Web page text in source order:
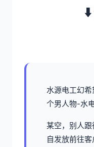
⬇️
水源电工幻希
个男人物-水
某空，别人跟
自发放前往客